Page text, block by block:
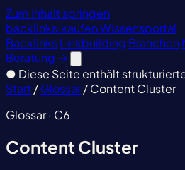
Zum Inhalt springen
backlinks·kaufenWissensportal
BacklinksLinkbuilding Branchen
Beratung →
● Diese Seite enthält
Start/Glossar/Content Cluster
Glossar · C6
Content Cluster